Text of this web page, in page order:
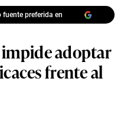
fuente preferida en
adoptar
frente al